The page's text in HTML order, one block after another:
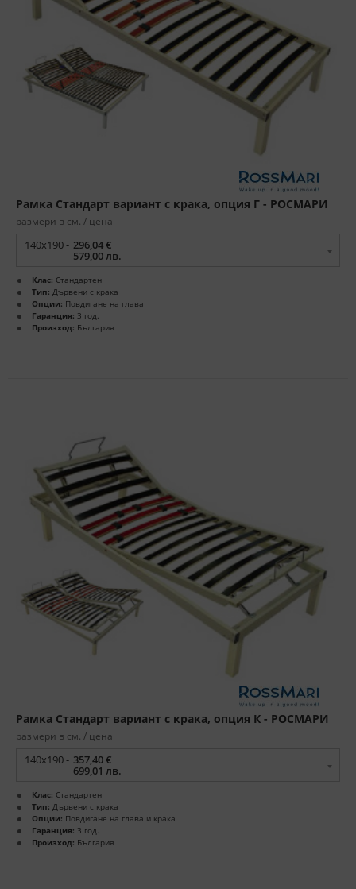
Рамка Стандарт вариант с крака, опция Г - РОСМАРИ
размери в см. / цена
140x190 - 296,04 €
579,00 лв.
Клас: Стандартен
Тип: Дървени с крака
Опции: Повдигане на глава
Гаранция: 3 год.
Произход: България
Рамка Стандарт вариант с крака, опция К - РОСМАРИ
размери в см. / цена
140x190 - 357,40 €
699,01 лв.
Клас: Стандартен
Тип: Дървени с крака
Опции: Повдигане на глава и крака
Гаранция: 3 год.
Произход: България